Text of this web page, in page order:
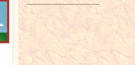
¯¯¯¯¯¯¯¯¯¯¯¯¯¯¯¯¯¯¯¯¯¯¯¯